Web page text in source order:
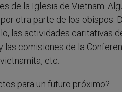
de la Iglesia de Vietnam.
otra parte de los obispos.
las actividades caritativas
las comisiones de la
etc.
para un futuro próximo?